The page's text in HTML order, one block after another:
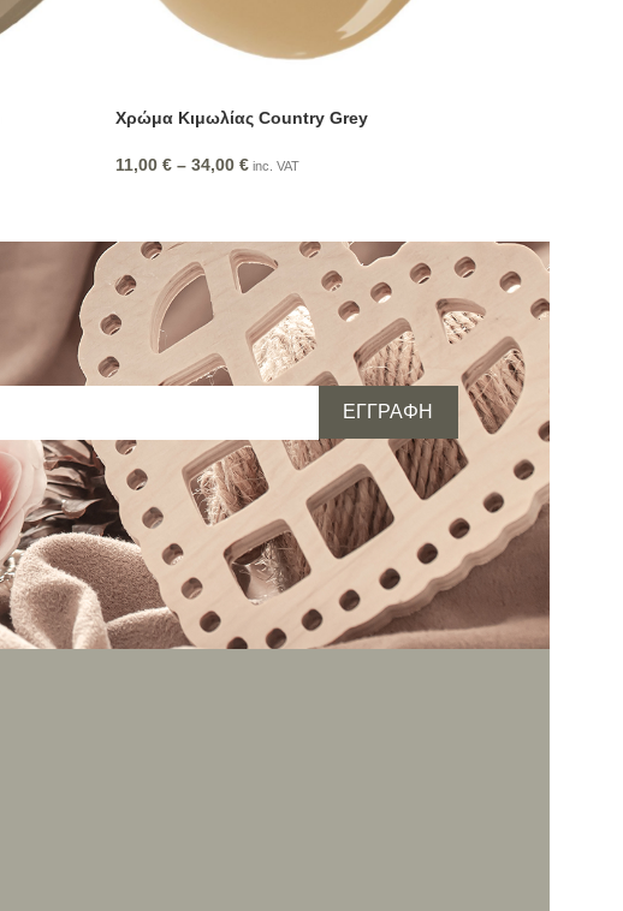
Χρώμα Κιμωλίας Country Grey
11,00 € – 34,00 €inc. VAT
ΕΓΓΡΑΦΗ